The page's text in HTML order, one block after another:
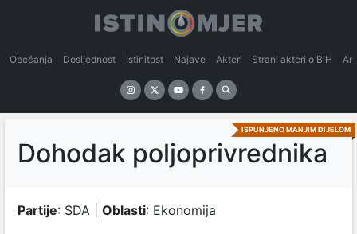
Obećanja Dosljednost Istinitost Najave Akteri Strani akteri o BiH
ISPUNJENO MANJIM DIJELOM
Dohodak poljoprivrednika
Partije: SDA | Oblasti: Ekonomija